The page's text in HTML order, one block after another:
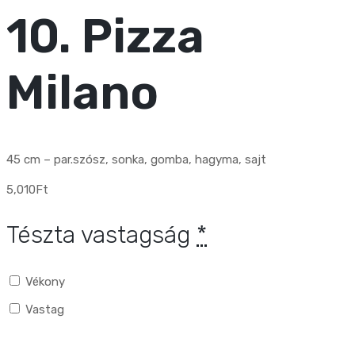
10. Pizza
Milano
45 cm – par.szósz, sonka, gomba, hagyma, sajt
5,010Ft
Tészta vastagság *
Vékony
Vastag